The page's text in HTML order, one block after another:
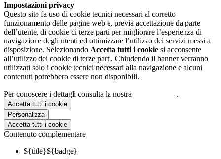
Impostazioni privacy
Questo sito fa uso di cookie tecnici necessari al corretto
funzionamento delle pagine web e, previa accettazione da parte
dell’utente, di cookie di terze parti per migliorare l’esperienza di
navigazione degli utenti ed ottimizzare l’utilizzo dei servizi messi a
disposizione. Selezionando Accetta tutti i cookie si acconsente
all’utilizzo dei cookie di terze parti. Chiudendo il banner verranno
utilizzati solo i cookie tecnici necessari alla navigazione e alcuni
contenuti potrebbero essere non disponibili.
Per conoscere i dettagli consulta la nostra .
Accetta tutti i cookie
Personalizza
Accetta tutti i cookie
Contenuto complementare
${title}${badge}